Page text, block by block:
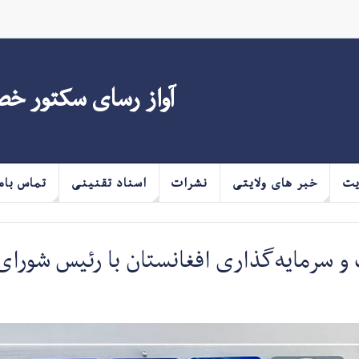
آواز رسای سکتور
خبر های ولایتی نشرات اسناد تقنینی تماس
افغانستان با رئیس